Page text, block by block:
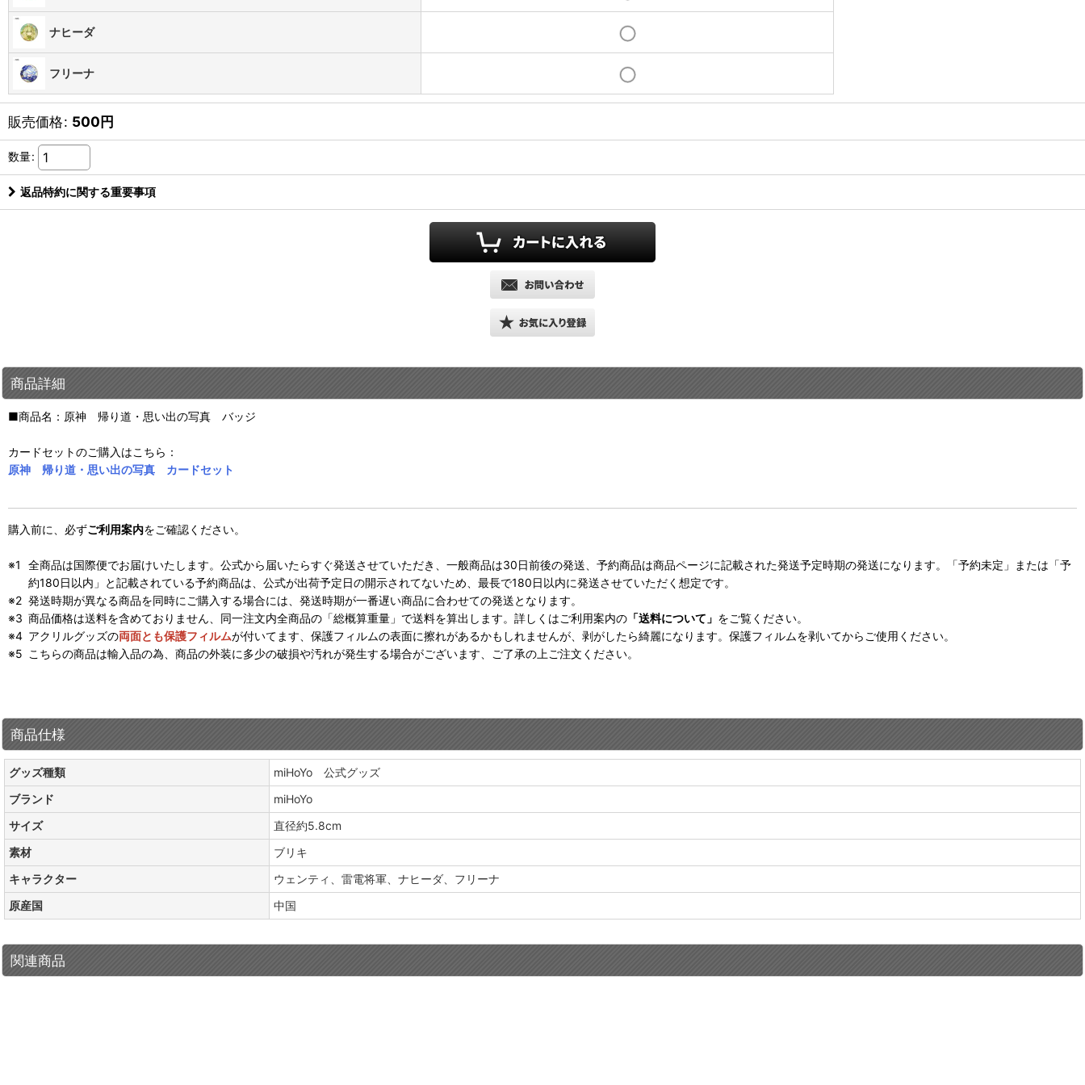
ナヒーダ
フリーナ
販売価格: 500円
数量:
返品特約に関する重要事項
商品詳細
■商品名：原神 帰り道・思い出の写真 バッジ
カードセットのご購入はこちら：
原神 帰り道・思い出の写真 カードセット
購入前に、必ずご利用案内をご確認ください。
全商品は国際便でお届けいたします。公式から届いたらすぐ発送させていただき、一般商品は30日前後の発送、予約商品は商品ページに記載された発送予定時期の発送になります。「予約未定」または「予
約180日以内」と記載されている予約商品は、公式が出荷予定日の開示されてないため、最長で180日以内に発送させていただく想定です。
発送時期が異なる商品を同時にご購入する場合には、発送時期が一番遅い商品に合わせての発送となります。
商品価格は送料を含めておりません、同一注文内全商品の「総概算重量」で送料を算出します。詳しくはご利用案内の 「送料について」 をご覧ください。
アクリルグッズの両面とも保護フィルムが付いてます、保護フィルムの表面に擦れがあるかもしれませんが、剥がしたら綺麗になります。保護フィルムを剥いてからご使用ください。
こちらの商品は輸入品の為、商品の外装に多少の破損や汚れが発生する場合がございます、ご了承の上ご注文ください。
商品仕様
グッズ種類
miHoYo 公式グッズ
ブランド
miHoYo
サイズ
直径約5.8cm
素材
ブリキ
キャラクター
ウェンティ、雷電将軍、ナヒーダ、フリーナ
原産国
中国
関連商品